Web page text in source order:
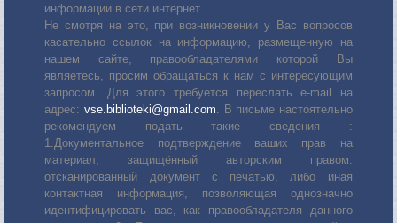
информации в сети интернет.
Не смотря на это, при возникновении у Вас вопросов
касательно ссылок на информацию, размещенную на
нашем сайте, правообладателями которой Вы
являетесь, просим обращаться к нам с интересующим
запросом. Для этого требуется переслать е-mail на
адрес: vse.biblioteki@gmail.com . В письме настоятельно
рекомендуем подать такие сведения :
1.Документальное подтверждение ваших прав на
материал, защищённый авторским правом:
отсканированный документ с печатью, либо иная
контактная информация, позволяющая однозначно
идентифицировать вас, как правообладателя данного